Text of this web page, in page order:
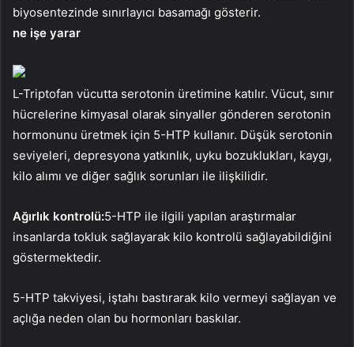
biyosentezinde sınırlayıcı basamağı gösterir.
ne işe yarar
L-Triptofan vücutta serotonin üretimine katılır. Vücut, sınır
hücrelerine kimyasal olarak sinyaller gönderen serotonin
hormonunu üretmek için 5-HTP kullanır. Düşük serotonin
seviyeleri, depresyona yatkınlık, uyku bozuklukları, kaygı,
kilo alımı ve diğer sağlık sorunları ile ilişkilidir.
Ağırlık kontrolü:5-HTP ile ilgili yapılan araştırmalar
insanlarda tokluk sağlayarak kilo kontrolü sağlayabildiğini
göstermektedir.
5-HTP takviyesi, iştahı bastırarak kilo vermeyi sağlayan ve
açlığa neden olan bu hormonları baskılar.